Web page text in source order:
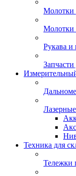
Молотки
Молотки
Рукава и
Техника для
Тележки